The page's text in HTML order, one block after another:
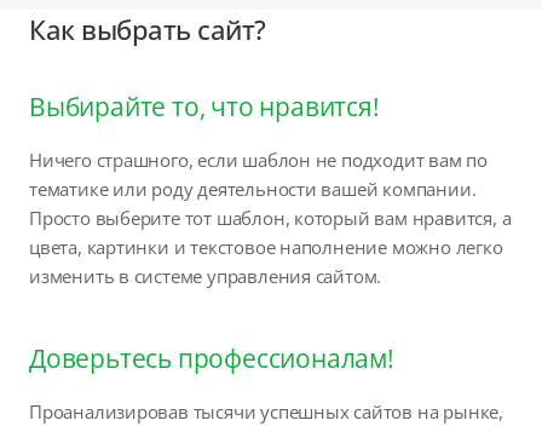
Как выбрать сайт?
Выбирайте то, что нравится!
Ничего страшного, если шаблон не подходит вам по
тематике или роду деятельности вашей компании.
Просто выберите тот шаблон, который вам нравится, а
цвета, картинки и текстовое наполнение можно легко
изменить в системе управления сайтом.
Доверьтесь профессионалам!
Проанализировав тысячи успешных сайтов на рынке,